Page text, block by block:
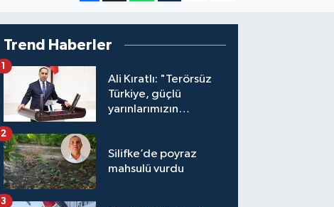
Trend Haberler
Ali Kıratlı: "Terörsüz
Türkiye, güçlü
yarınlarımızın
1
Silifke’de poyraz
mahsulü vurdu
2
3